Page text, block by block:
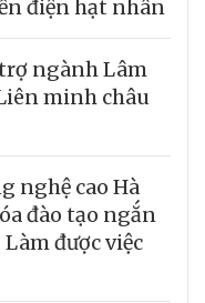
điện hạt nhân
ngành Lâm
minh châu
nghệ cao Hà
đào tạo ngắn
được việc